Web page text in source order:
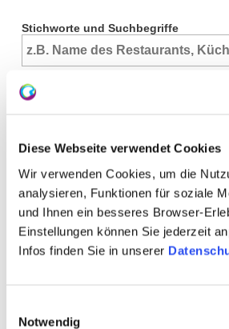
Diese Webseite verwendet Cookies
Wir verwenden Cookies, um die
analysieren, Funktionen für soziale
und Ihnen ein besseres Browser-
Einstellungen können Sie jederzeit
Infos finden Sie in unserer
Notwendig
Stichworte und Suchbegriffe
Ort
Datum
Uhrzeit